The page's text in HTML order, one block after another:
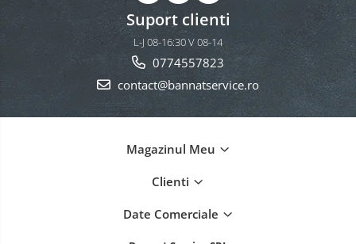
Suport clienti
L-J 08-16:30 V 08-14
0774557823
contact@bannatservice.ro
Magazinul Meu
Clienti
Date Comerciale